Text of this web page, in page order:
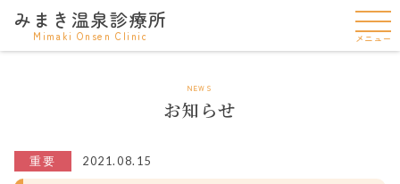
みまき温泉診療所
Mimaki Onsen Clinic メニュー
NEWS
お知らせ
重要 2021.08.15